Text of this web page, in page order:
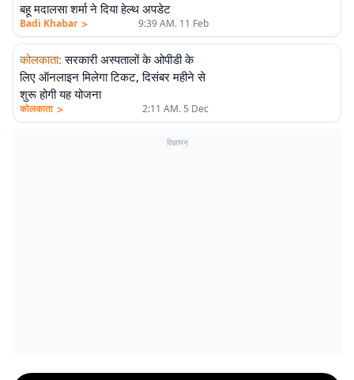
बहू मदालसा शर्मा ने दिया हेल्थ अपडेट
Badi Khabar > 9:39 AM. 11 Feb
कोलकाता: सरकारी अस्पतालों के ओपीडी के
लिए ऑनलाइन मिलेगा टिकट, दिसंबर महीने से
शुरू होगी यह योजना
कोलकाता > 2:11 AM. 5 Dec
विज्ञापन